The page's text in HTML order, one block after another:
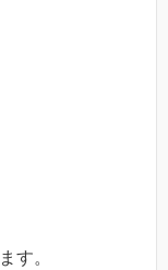
す。